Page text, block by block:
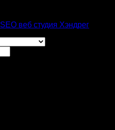
веб студия Хэндрег